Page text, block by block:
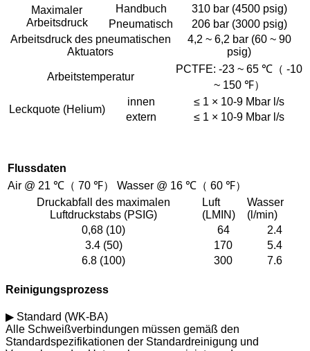
Maximaler
Arbeitsdruck
Handbuch
310 bar (4500 psig)
Pneumatisch
206 bar (3000 psig)
Arbeitsdruck des pneumatischen
Aktuators
4,2 ~ 6,2 bar (60 ~ 90
psig)
Arbeitstemperatur
PCTFE: -23 ~ 65 ℃（ -10
~ 150 ℉）
Leckquote (Helium)
innen
≤ 1 × 10-9 Mbar l/s
extern
≤ 1 × 10-9 Mbar l/s
Flussdaten
Air @ 21 ℃（ 70 ℉） Wasser @ 16 ℃（ 60 ℉）
Druckabfall des maximalen
Luftdruckstabs (PSIG)
Luft
(LMIN)
Wasser
(l/min)
0,68 (10)
64
2.4
3.4 (50)
170
5.4
6.8 (100)
300 7.6
Reinigungsprozess
▶ Standard (WK-BA)
Alle Schweißverbindungen müssen gemäß den
Standardspezifikationen der Standardreinigung und